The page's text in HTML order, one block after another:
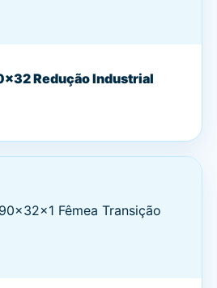
Redução Industrial